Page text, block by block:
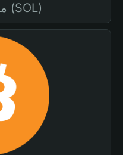
محفظة سولانا (SOL)